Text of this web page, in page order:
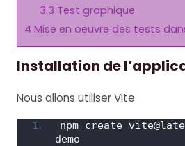
3.3 Test graphique
4 Mise en oeuvre des tests
Installation de
Nous allons utiliser Vite
npm create
demo